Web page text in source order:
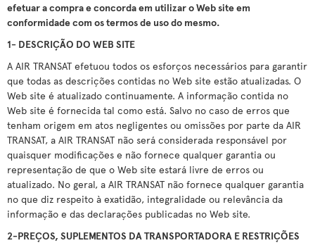
efetuar a compra e concorda em utilizar o Web site em
conformidade com os termos de uso do mesmo.
1- DESCRIÇÃO DO WEB SITE
A AIR TRANSAT efetuou todos os esforços necessários para garantir
que todas as descrições contidas no Web site estão atualizadas. O
Web site é atualizado continuamente. A informação contida no
Web site é fornecida tal como está. Salvo no caso de erros que
tenham origem em atos negligentes ou omissões por parte da AIR
TRANSAT, a AIR TRANSAT não será considerada responsável por
quaisquer modificações e não fornece qualquer garantia ou
representação de que o Web site estará livre de erros ou
atualizado. No geral, a AIR TRANSAT não fornece qualquer garantia
no que diz respeito à exatidão, integralidade ou relevância da
informação e das declarações publicadas no Web site.
2-PREÇOS, SUPLEMENTOS DA TRANSPORTADORA E RESTRIÇÕES